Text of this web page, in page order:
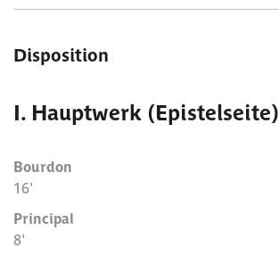
Disposition
I. Hauptwerk (Epistelseite)
Bourdon
16'
Principal
8'